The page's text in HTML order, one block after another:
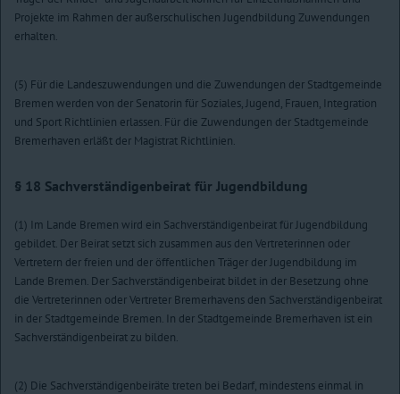
Projekte im Rahmen der außerschulischen Jugendbildung Zuwendungen
erhalten.
(5) Für die Landeszuwendungen und die Zuwendungen der Stadtgemeinde
Bremen werden von der Senatorin für Soziales, Jugend, Frauen, Integration
und Sport Richtlinien erlassen. Für die Zuwendungen der Stadtgemeinde
Bremerhaven erläßt der Magistrat Richtlinien.
§ 18 Sachverständigenbeirat für Jugendbildung
(1) Im Lande Bremen wird ein Sachverständigenbeirat für Jugendbildung
gebildet. Der Beirat setzt sich zusammen aus den Vertreterinnen oder
Vertretern der freien und der öffentlichen Träger der Jugendbildung im
Lande Bremen. Der Sachverständigenbeirat bildet in der Besetzung ohne
die Vertreterinnen oder Vertreter Bremerhavens den Sachverständigenbeirat
in der Stadtgemeinde Bremen. In der Stadtgemeinde Bremerhaven ist ein
Sachverständigenbeirat zu bilden.
(2) Die Sachverständigenbeiräte treten bei Bedarf, mindestens einmal in